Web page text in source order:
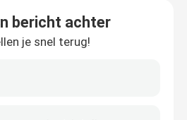
bericht achter
je snel terug!